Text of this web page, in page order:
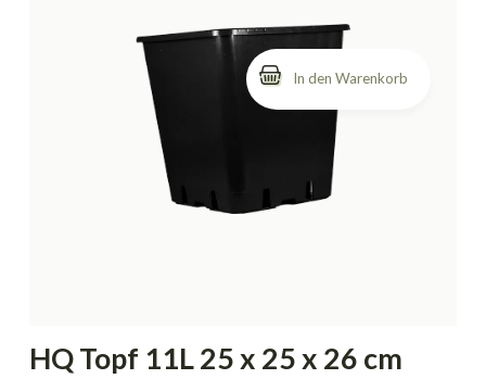
HQ Topf 11L 25 x 25 x 26 cm